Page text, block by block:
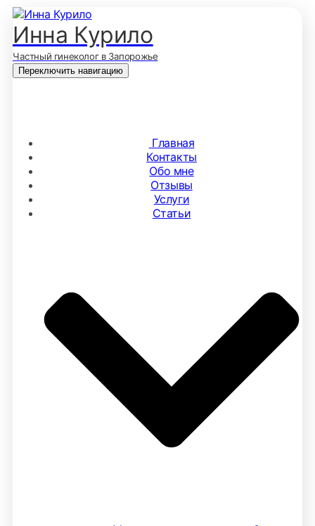
Инна Курило
Частный гинеколог в Запорожье
Переключить навигацию
Главная
Контакты
Обо мне
Отзывы
Услуги
Статьи